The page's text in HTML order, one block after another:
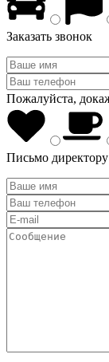
Заказать звонок
Пожалуйста,
Письмо директору